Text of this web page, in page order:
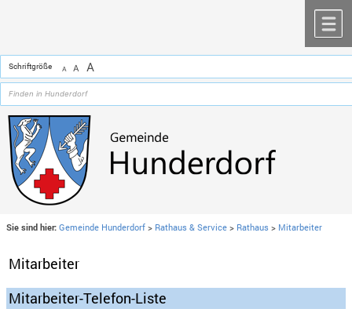
Schriftgröße A A A
Sie sind hier: Gemeinde Hunderdorf > Rathaus & Service > Rathaus > Mitarbeiter
Mitarbeiter
Mitarbeiter-Telefon-Liste